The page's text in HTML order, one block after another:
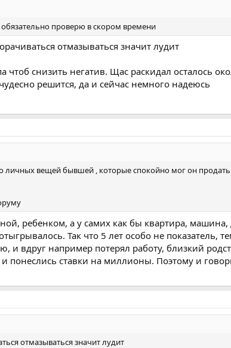
обязательно проверю в скором времени
отмазываться значит лудит
снизить негатив. Щас раскидал осталось
решится, да и сейчас немного надеюсь
вещей бывшей , которые спокойно мог он продать
ребенком, а у самих как бы квартира,
Так что 5 лет особо не показатель,
и вдруг например потерял работу, близкий
понеслись ставки на миллионы. Поэтому и
отмазываться значит лудит